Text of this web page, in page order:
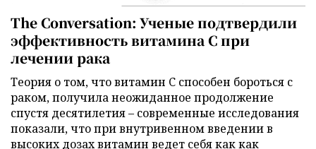
The Conversation: Ученые подтвердили
эффективность витамина C при
лечении рака
Теория о том, что витамин C способен бороться с
раком, получила неожиданное продолжение
спустя десятилетия – современные исследования
показали, что при внутривенном введении в
высоких дозах витамин ведет себя как как